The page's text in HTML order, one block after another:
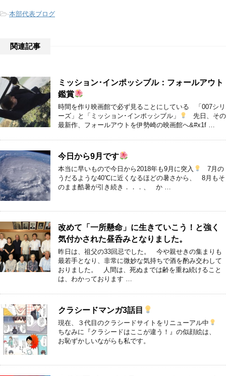
-本部代表ブログ
関連記事
ミッション･インポッシブル：フォールアウト
鑑賞
時間を作り映画館で必ず見ることにしている 「007シリ
ーズ」と「ミッション･インポッシブル」
先日、その
最新作、フォールアウトを伊勢崎の映画館へ&#x1f …
今日から9月です
本当に早いもので今日から2018年も9月に突入
7月の
うだるような40℃に近くなるほどの暑さから、 8月もそ
のまま酷暑が引き続き．．．、 か …
改めて「一所懸命」に生きていこう！と強く
気付かされた昼呑みとなりました。
昨日は、祖父の33回忌でした。 今や親せきの集まりも
最若手となり、非常に微妙な気持ちで酒を酌み交わして
おりました。 人間は、死ぬまでは齢を重ね続けること
は、わかっております …
クラシードマンガ3話目
現在、３代目のクラシードサイトをリニューアル中
ちなみに『クラシードはここが違う！』の似顔絵は、
お恥ずかしいながらも私です。